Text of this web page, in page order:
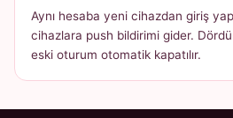
Aynı hesaba yeni cihazdan giriş
cihazlara push bildirimi gider.
eski oturum otomatik kapatılır.